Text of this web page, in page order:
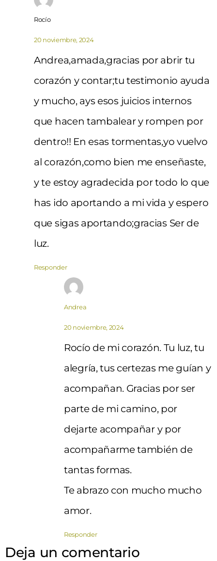
Rocío
20 noviembre, 2024
Andrea,amada,gracias por abrir tu
corazón y contar;tu testimonio ayuda
y mucho, ays esos juicios internos
que hacen tambalear y rompen por
dentro!! En esas tormentas,yo vuelvo
al corazón,como bien me enseñaste,
y te estoy agradecida por todo lo que
has ido aportando a mi vida y espero
que sigas aportando;gracias Ser de
luz.
Responder
Andrea
20 noviembre, 2024
Rocío de mi corazón. Tu luz, tu
alegría, tus certezas me guían y
acompañan. Gracias por ser
parte de mi camino, por
dejarte acompañar y por
acompañarme también de
tantas formas.
Te abrazo con mucho mucho
amor.
Responder
Deja un comentario